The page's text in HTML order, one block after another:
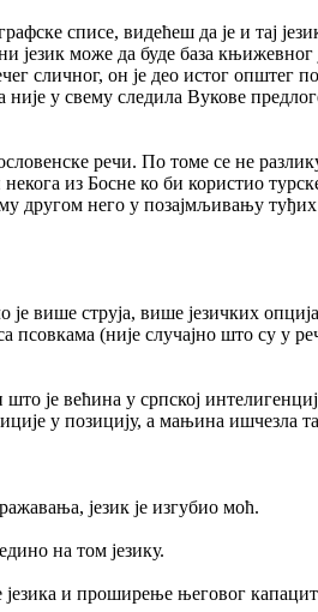
списе, видећеш да је и тај
може да буде база књижевног
сличног, он је део истог општег
није у свему следила Вукове
речи. По томе се не
из Босне ко би користио
другом него у позајмљивању
је више струја, више језичких
псовкама (није случајно што су
је већина у српској
у позицију, а мањина ишчезла
језик је изгубио моћ.
на том језику.
и проширење његовог